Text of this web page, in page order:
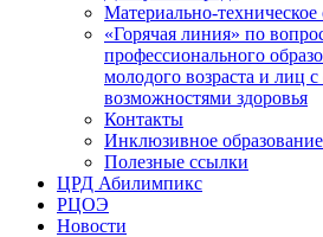
Материально-техническое
«Горячая линия» по
профессионального
молодого возраста и лиц
возможностями здоровья
Контакты
Инклюзивное
Полезные ссылки
ЦРД Абилимпикс
РЦОЭ
Новости